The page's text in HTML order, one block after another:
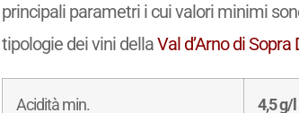
principali parametri i cui valori minimi
tipologie dei vini dellaVal d’Arno di Sopra
Acidità min. 4,5 g/l